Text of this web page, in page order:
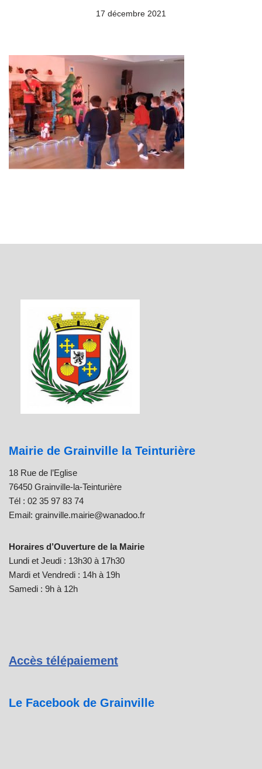
17 décembre 2021
Mairie de Grainville la Teinturière
18 Rue de l’Eglise
76450 Grainville-la-Teinturière
Tél : 02 35 97 83 74
Email: grainville.mairie@wanadoo.fr
Horaires d’Ouverture de la Mairie
Lundi et Jeudi : 13h30 à 17h30
Mardi et Vendredi : 14h à 19h
Samedi : 9h à 12h
Accès télépaiement
Le Facebook de Grainville